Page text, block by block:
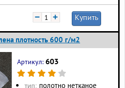
− + Купить
плотность 600 г/м2
Артикул: 603
тип: полотно нетканое